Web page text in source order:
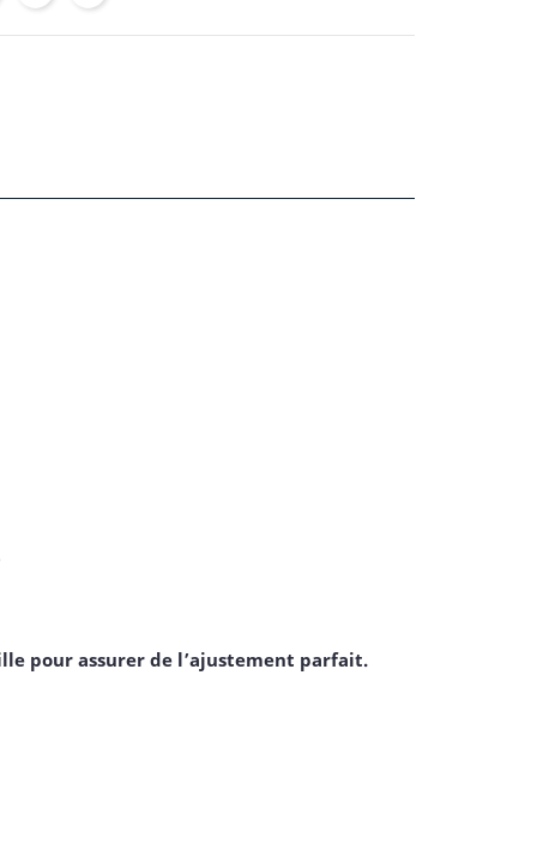
pour assurer de l’ajustement parfait.